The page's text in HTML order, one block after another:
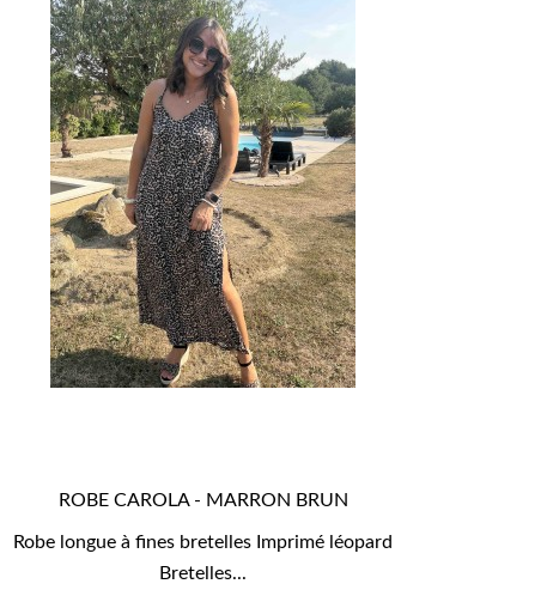
ROBE CAROLA - MARRON BRUN
Robe longue à fines bretelles Imprimé léopard
Bretelles...